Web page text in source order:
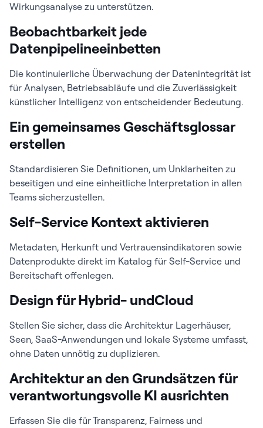
Wirkungsanalyse zu unterstützen.
Beobachtbarkeit jede
Datenpipelineeinbetten
Die kontinuierliche Überwachung der Datenintegrität ist
für Analysen, Betriebsabläufe und die Zuverlässigkeit
künstlicher Intelligenz von entscheidender Bedeutung.
Ein gemeinsames Geschäftsglossar
erstellen
Standardisieren Sie Definitionen, um Unklarheiten zu
beseitigen und eine einheitliche Interpretation in allen
Teams sicherzustellen.
Self-Service Kontext aktivieren
Metadaten, Herkunft und Vertrauensindikatoren sowie
Datenprodukte direkt im Katalog für Self-Service und
Bereitschaft offenlegen.
Design für Hybrid- undCloud
Stellen Sie sicher, dass die Architektur Lagerhäuser,
Seen, SaaS-Anwendungen und lokale Systeme umfasst,
ohne Daten unnötig zu duplizieren.
Architektur an den Grundsätzen für
verantwortungsvolle KI ausrichten
Erfassen Sie die für Transparenz, Fairness und